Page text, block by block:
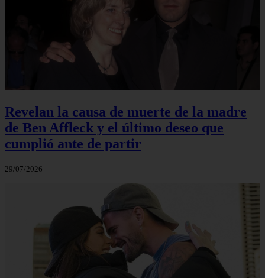
Revelan la causa de muerte de la madre
de Ben Affleck y el último deseo que
cumplió ante de partir
29/07/2026